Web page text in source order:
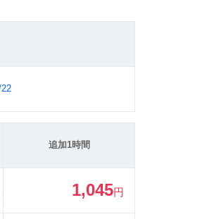
追加1時間
1,045円